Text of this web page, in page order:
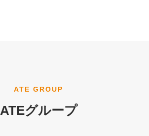
ATE GROUP
ATEグループ